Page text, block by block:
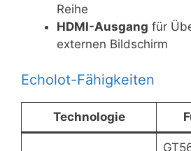
Reihe
HDMI-Ausgang für
externen Bildschirm
Echolot-Fähigkeiten
Technologie